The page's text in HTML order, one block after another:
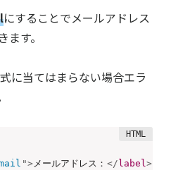
にすることでメールアドレス
す。
に当てはまらない場合エラ
">メールアドレス： </ label>